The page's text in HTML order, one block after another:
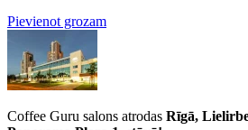
Pievienot grozam
Coffee Guru salons atrodas Rīgā,